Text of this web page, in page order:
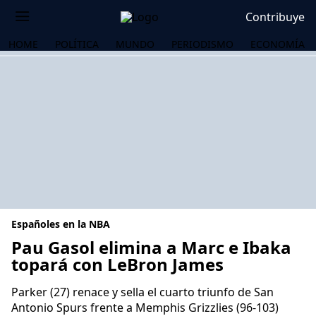
Contribuye
HOME POLÍTICA MUNDO PERIODISMO ECONOMÍA
Españoles en la NBA
Pau Gasol elimina a Marc e Ibaka
topará con LeBron James
Parker (27) renace y sella el cuarto triunfo de San
Antonio Spurs frente a Memphis Grizzlies (96-103)